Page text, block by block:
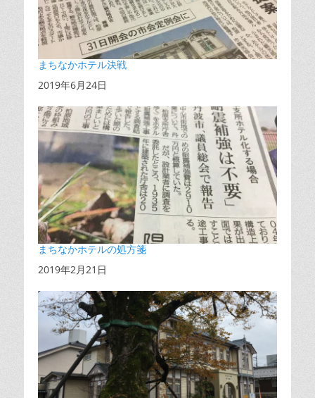
まちなかホテル決戦
日付
2019年6月24日
まちなかホテルの処方箋
日付
2019年2月21日